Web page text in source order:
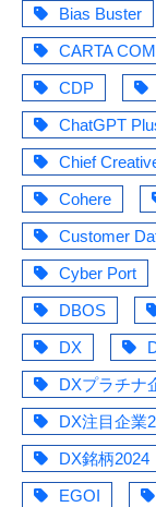
Bias Buster
CARTA
CDP
ChatGPT
Chief
Cohere
Customer
Cyber Port
DBOS
DX
DXプラチナ
DX注目企業
DX銘柄2024
EGOI